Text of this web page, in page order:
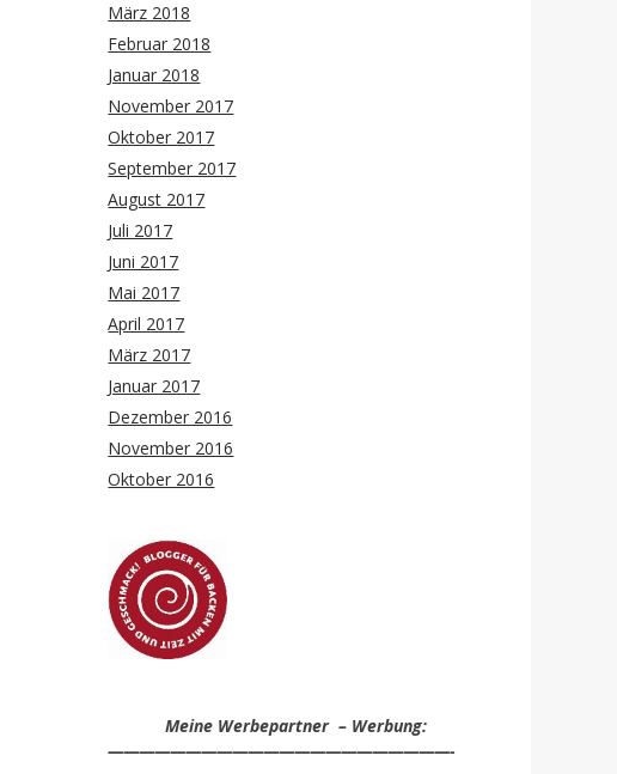
März 2018
Februar 2018
Januar 2018
November 2017
Oktober 2017
September 2017
August 2017
Juli 2017
Juni 2017
Mai 2017
April 2017
März 2017
Januar 2017
Dezember 2016
November 2016
Oktober 2016
Meine Werbepartner – Werbung:
——————————————————————-